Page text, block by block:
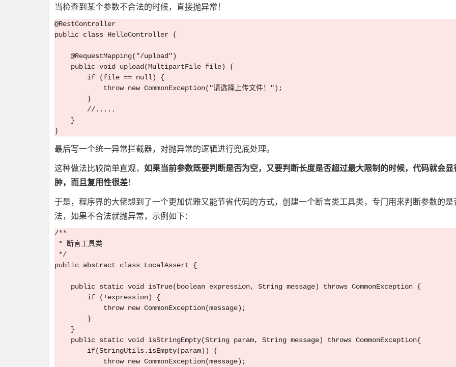
当检查到某个参数不合法的时候，直接抛异常！
@RestController
public class HelloController {
    @RequestMapping("/upload")
    public void upload(MultipartFile file) {
        if (file == null) {
            throw new CommonException("请选择上传文件！");
        }
        //.....
    }
最后写一个统一异常拦截器，对抛异常的逻辑进行兜底处理。
这种做法比较简单直观，如果当前参数既要判断是否为空，又要判断长度是否超过最大限制的时候，代码就会显
肿，而且复用性很差！
于是，程序界的大佬想到了一个更加优雅又能节省代码的方式，创建一个断言类工具类，专门用来判断参数的是
法，如果不合法就抛异常，示例如下：
/**
* 断言工具类
*/
public abstract class LocalAssert {
    public static void isTrue(boolean expression, String message) throws CommonException {
        if (!expression) {
            throw new CommonException(message);
        }
    }
    public static void isStringEmpty(String param, String message) throws CommonException{
        if(StringUtils.isEmpty(param)) {
            throw new CommonException(message);